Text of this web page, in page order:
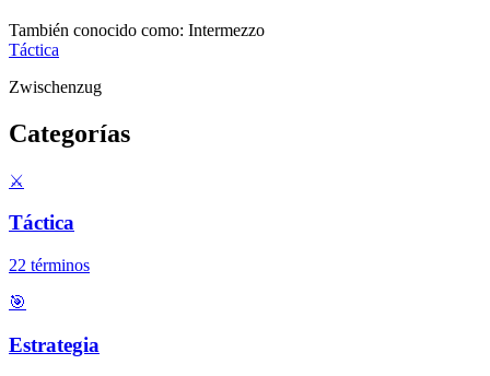
También conocido como: Intermezzo
Táctica
Zwischenzug
Categorías
⚔️
Táctica
22 términos
🎯
Estrategia